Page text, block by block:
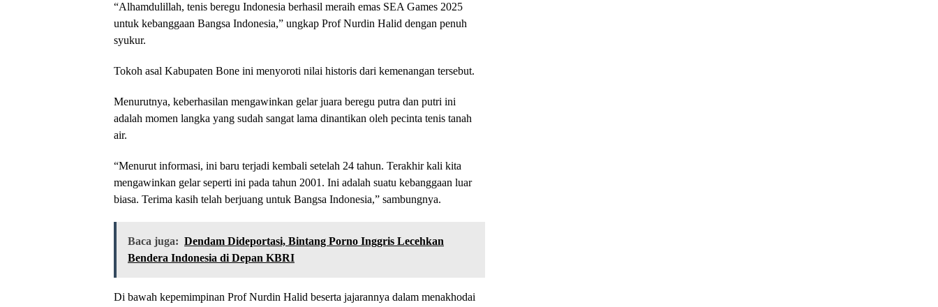
“Alhamdulillah, tenis beregu Indonesia berhasil meraih emas SEA Games 2025
untuk kebanggaan Bangsa Indonesia,” ungkap Prof Nurdin Halid dengan penuh
syukur.
Tokoh asal Kabupaten Bone ini menyoroti nilai historis dari kemenangan tersebut.
Menurutnya, keberhasilan mengawinkan gelar juara beregu putra dan putri ini
adalah momen langka yang sudah sangat lama dinantikan oleh pecinta tenis tanah
air.
“Menurut informasi, ini baru terjadi kembali setelah 24 tahun. Terakhir kali kita
mengawinkan gelar seperti ini pada tahun 2001. Ini adalah suatu kebanggaan luar
biasa. Terima kasih telah berjuang untuk Bangsa Indonesia,” sambungnya.
Baca juga: Dendam Dideportasi, Bintang Porno Inggris Lecehkan
Bendera Indonesia di Depan KBRI
Di bawah kepemimpinan Prof Nurdin Halid beserta jajarannya dalam menakhodai